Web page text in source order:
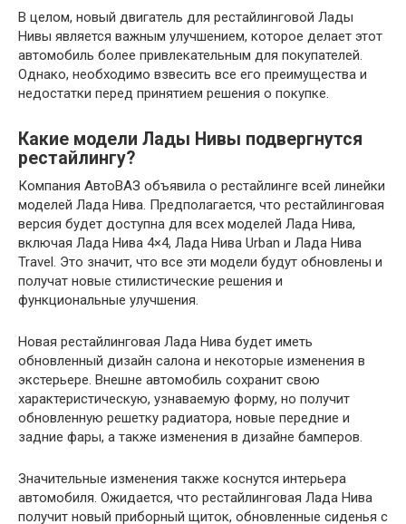
В целом, новый двигатель для рестайлинговой Лады
Нивы является важным улучшением, которое делает этот
автомобиль более привлекательным для покупателей.
Однако, необходимо взвесить все его преимущества и
недостатки перед принятием решения о покупке.
Какие модели Лады Нивы подвергнутся
рестайлингу?
Компания АвтоВАЗ объявила о рестайлинге всей линейки
моделей Лада Нива. Предполагается, что рестайлинговая
версия будет доступна для всех моделей Лада Нива,
включая Лада Нива 4×4, Лада Нива Urban и Лада Нива
Travel. Это значит, что все эти модели будут обновлены и
получат новые стилистические решения и
функциональные улучшения.
Новая рестайлинговая Лада Нива будет иметь
обновленный дизайн салона и некоторые изменения в
экстерьере. Внешне автомобиль сохранит свою
характеристическую, узнаваемую форму, но получит
обновленную решетку радиатора, новые передние и
задние фары, а также изменения в дизайне бамперов.
Значительные изменения также коснутся интерьера
автомобиля. Ожидается, что рестайлинговая Лада Нива
получит новый приборный щиток, обновленные сиденья с